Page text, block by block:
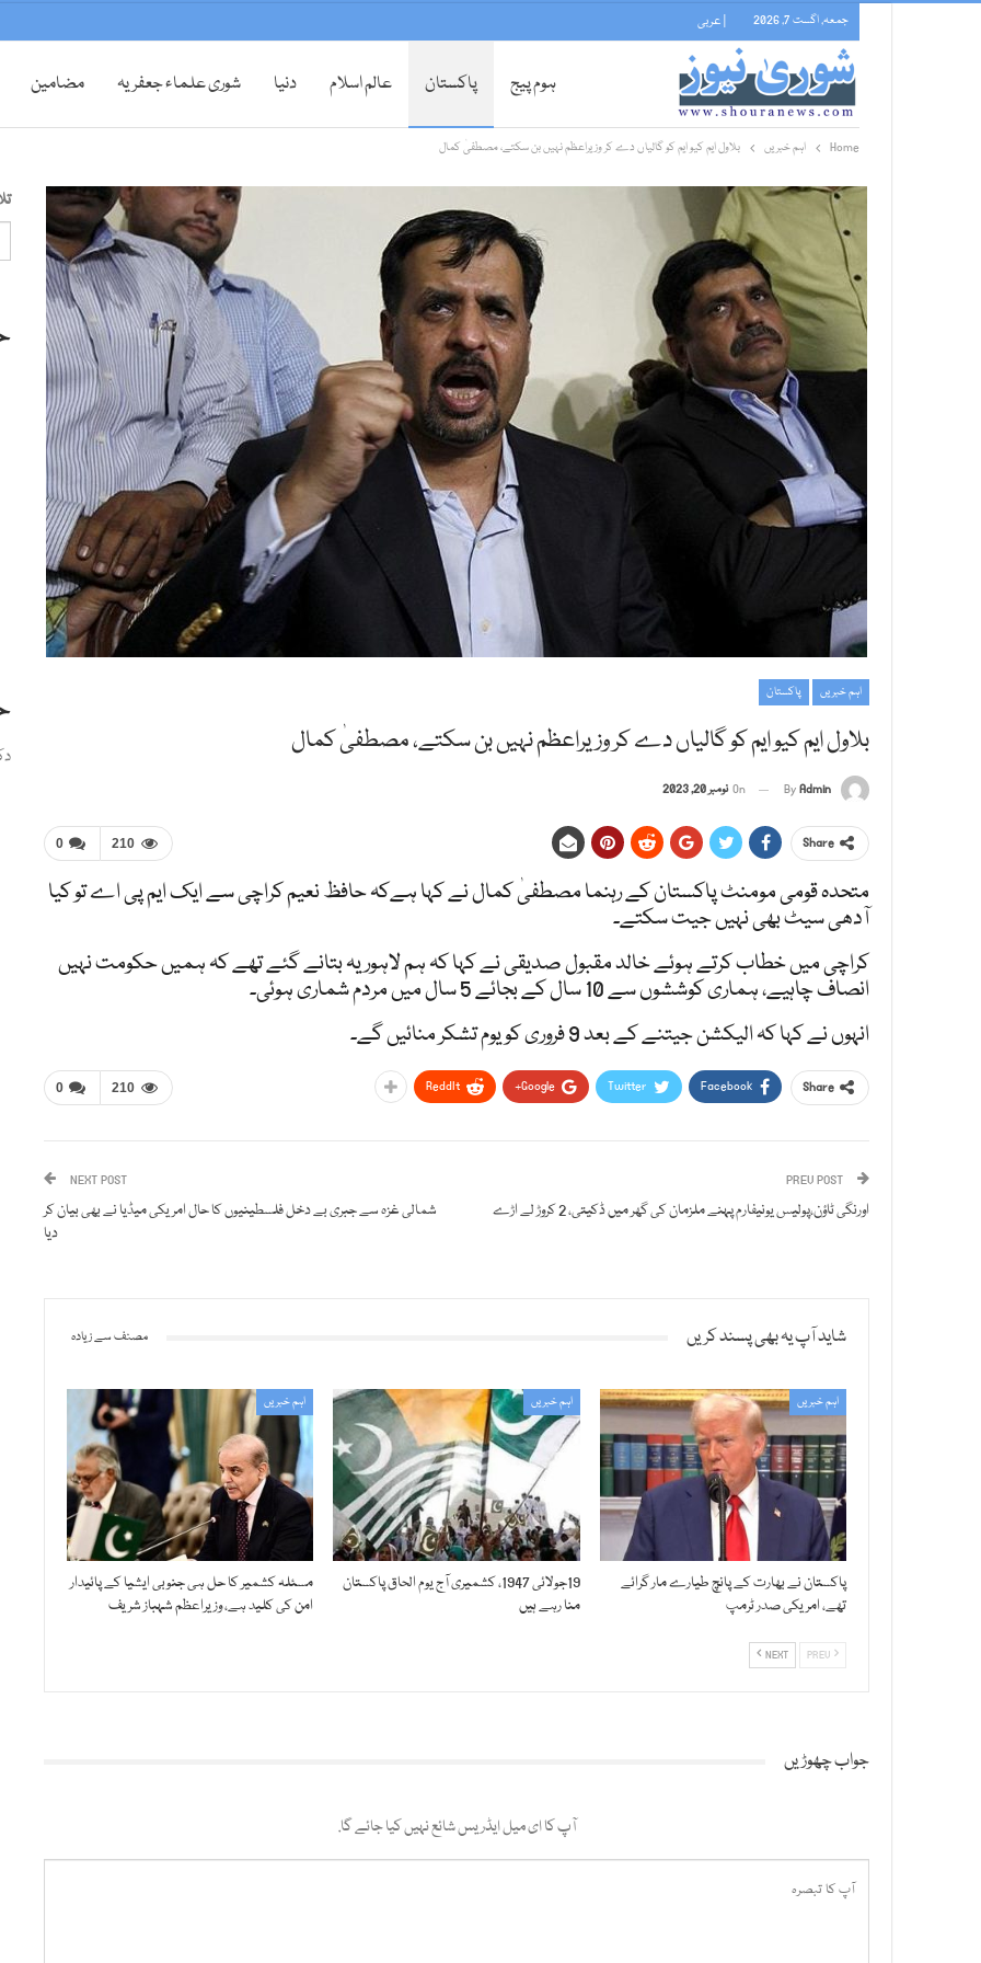
جمعہ, اگست 7, 2026 | عربی
ہوم پیج پاکستان عالم اسلام دنیا شوری علماء جعفریہ مضامین
Home اہم خبریں بلاول ایم کیو ایم کو گالیاں دے کر وزیراعظم نہیں بن سکتے، مصطفیٰ کمال
اہم خبریں پاکستان
بلاول ایم کیو ایم کو گالیاں دے کر وزیراعظم نہیں بن سکتے، مصطفیٰ کمال
ByAdmin
On نومبر 20, 2023
0 210 Share
متحدہ قومی مومنٹ پاکستان کے رہنما مصطفیٰ کمال نے کہا ہےکہ حافظ نعیم کراچی سے ایک ایم پی اے تو کیا
آدھی سیٹ بھی نہیں جیت سکتے۔
کراچی میں خطاب کرتے ہوئے خالد مقبول صدیقی نے کہا کہ ہم لاہور یہ بتانے گئے تھے کہ ہمیں حکومت نہیں
انصاف چاہیے، ہماری کوششوں سے 10 سال کے بجائے 5 سال میں مردم شماری ہوئی۔
انہوں نے کہا کہ الیکشن جیتنے کے بعد 9 فروری کو یوم تشکر منائیں گے۔
0 210 Share
Facebook
Twitter
Google+
ReddIt
اورنگی ٹاؤن،پولیس یونیفارم پہنے ملزمان کی گھر میں ڈکیتی، 2 کروڑ لے اڑے
NEXT POST
شمالی غزہ سے جبری بے دخل فلسطینیوں کا حال امریکی میڈیا نے بھی بیان کر
دیا
شاید آپ یہ بھی پسند کریں مصنف سے زیادہ
اہم خبریں
پاکستان نے بھارت کے پانچ طیارے مار گرائے
تھے، امریکی صدر ٹرمپ
اہم خبریں
19جولائی 1947، کشمیری آج یوم الحاق پاکستان
منا رہے ہیں
اہم خبریں
مسئلہ کشمیر کا حل ہی جنوبی ایشیا کے پائیدار
امن کی کلید ہے، وزیراعظم شہباز شریف
NEXT
جواب چھوڑیں
آپ کا ای میل ایڈریس شائع نہیں کیا جائے گا.